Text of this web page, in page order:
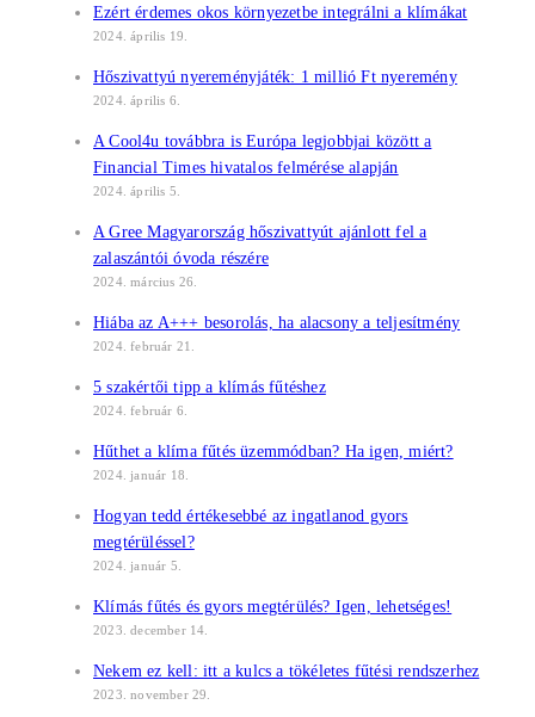
Ezért érdemes okos környezetbe integrálni a klímákat
2024. április 19.
Hőszivattyú nyereményjáték: 1 millió Ft nyeremény
2024. április 6.
A Cool4u továbbra is Európa legjobbjai között a
Financial Times hivatalos felmérése alapján
2024. április 5.
A Gree Magyarország hőszivattyút ajánlott fel a
zalaszántói óvoda részére
2024. március 26.
Hiába az A+++ besorolás, ha alacsony a teljesítmény
2024. február 21.
5 szakértői tipp a klímás fűtéshez
2024. február 6.
Hűthet a klíma fűtés üzemmódban? Ha igen, miért?
2024. január 18.
Hogyan tedd értékesebbé az ingatlanod gyors
megtérüléssel?
2024. január 5.
Klímás fűtés és gyors megtérülés? Igen, lehetséges!
2023. december 14.
Nekem ez kell: itt a kulcs a tökéletes fűtési rendszerhez
2023. november 29.